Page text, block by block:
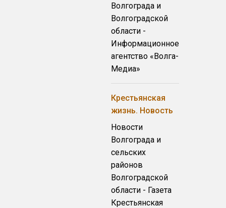
Волгограда и
Волгоградской
области -
Информационное
агентство «Волга-
Медиа»
Крестьянская
жизнь. Новость
Новости
Волгограда и
сельских
районов
Волгоградской
области - Газета
Крестьянская